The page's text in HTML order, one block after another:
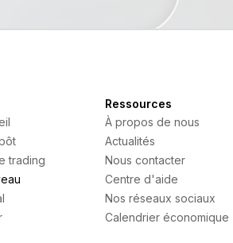
trading
Ressources
À propos de nous
Actualités
Nous contacter
Centre d'aide
Nos réseaux sociaux
Calendrier économique